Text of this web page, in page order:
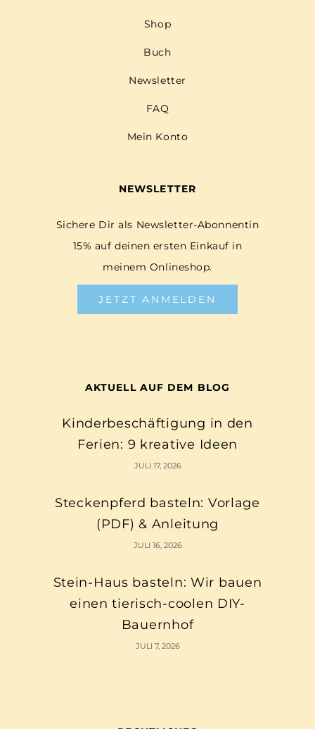
Shop
Buch
Newsletter
FAQ
Mein Konto
NEWSLETTER
Sichere Dir als Newsletter-Abonnentin
15% auf deinen ersten Einkauf in
meinem Onlineshop.
JETZT ANMELDEN
AKTUELL AUF DEM BLOG
Kinderbeschäftigung in den
Ferien: 9 kreative Ideen
JULI 17, 2026
Steckenpferd basteln: Vorlage
(PDF) & Anleitung
JULI 16, 2026
Stein-Haus basteln: Wir bauen
einen tierisch-coolen DIY-
Bauernhof
JULI 7, 2026